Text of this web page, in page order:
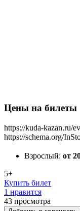
Цены на билеты
https://kuda-kazan.ru/
https://schema.org/
Взрослый: от
5+
Купить билет
1 нравится
43 просмотра